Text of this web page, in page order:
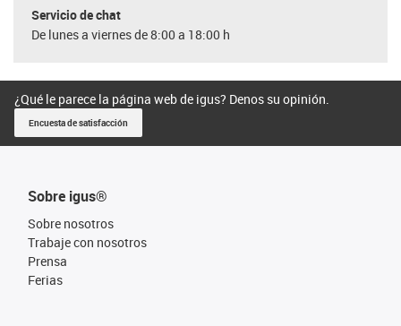
Servicio de chat
De lunes a viernes de 8:00 a 18:00 h
¿Qué le parece la página web de igus? Denos su opinión.
Encuesta de satisfacción
Sobre igus®
Sobre nosotros
Trabaje con nosotros
Prensa
Ferias